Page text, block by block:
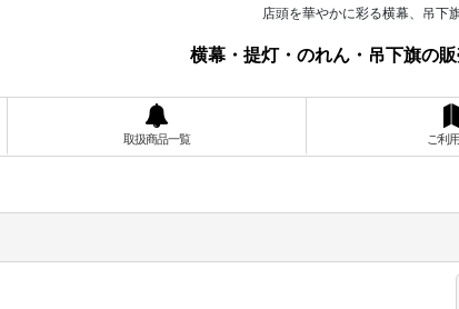
店頭を華やかに彩る横幕、吊下
横幕・提灯・のれん・吊下旗の
取扱商品一覧 ご利